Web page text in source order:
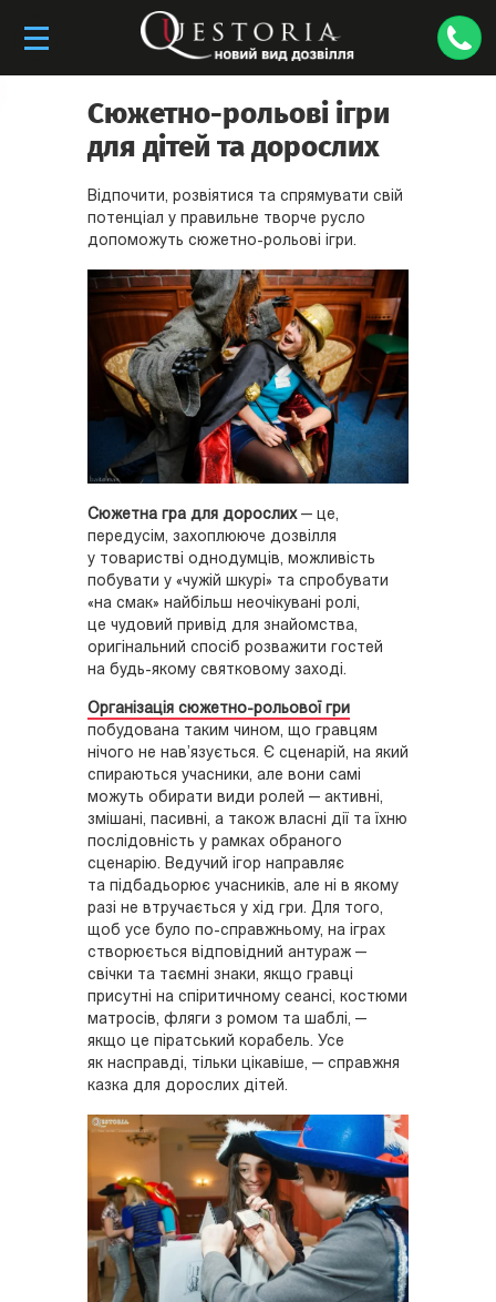
Сюжетно-рольові ігри
для дітей та дорослих
Відпочити, розвіятися та спрямувати свій
потенціал у правильне творче русло
допоможуть сюжетно-рольові ігри.
Сюжетна гра для дорослих— це,
передусім, захоплююче дозвілля
у товаристві однодумців, можливість
побувати у «чужій шкурі» та спробувати
«на смак» найбільш неочікувані ролі,
це чудовий привід для знайомства,
оригінальний спосіб розважити гостей
на будь-якому святковому заході.
Організація сюжетно-рольової гри
побудована таким чином, що гравцям
нічого не нав’язується. Є сценарій, на який
спираються учасники, але вони самі
можуть обирати види ролей — активні,
змішані, пасивні, а також власні дії та їхню
послідовність у рамках обраного
сценарію. Ведучий ігор направляє
та підбадьорює учасників, але ні в якому
разі не втручається у хід гри. Для того,
щоб усе було по-справжньому, на іграх
створюється відповідний антураж —
свічки та таємні знаки, якщо гравці
присутні на спіритичному сеансі, костюми
матросів, фляги з ромом та шаблі, —
якщо це піратський корабель. Усе
як насправді, тільки цікавіше, — справжня
казка для дорослих дітей.